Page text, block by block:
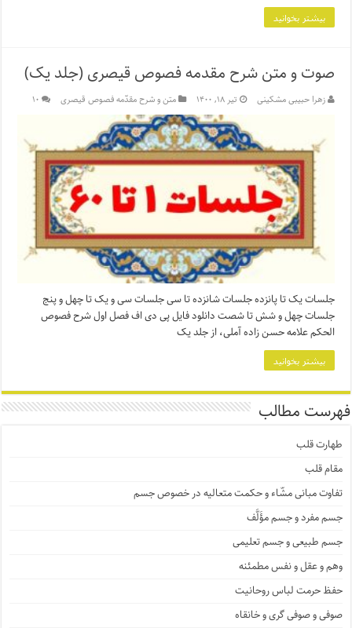
بیشتر بخوانید
صوت و متن شرح مقدمه فصوص قیصری (جلد یک)
زهرا حبیبی مشکینی تیر ۱۸, ۱۴۰۰ متن و شرح مقدّمه فصوص قیصری ۱۰
جلسات یک تا پانزده جلسات شانزده تا سی جلسات سی و یک تا چهل و پنج
جلسات چهل و شش تا شصت دانلود فایل پی دی اف فصل اول شرح فصوص
الحکم علامه حسن زاده آملی، از جلد یک
بیشتر بخوانید
فهرست مطالب
طهارت قلب
مقام قلب
تفاوت مبانی مشّاء و حکمت متعالیه در خصوص جسم
جسم مفرد و جسم مؤَلَّف
جسم طبیعی و جسم تعلیمی
وهم و عقل و نفس مطمئنه
حفظ حرمت لباس روحانیت
صوفی و صوفی گری و خانقاه